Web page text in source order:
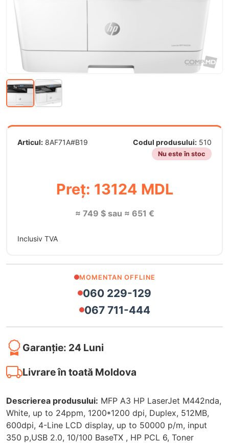
Articul: 8AF71A#B19 Codul produsului: 510
Nu este în stoc
Preț: 13124 MDL
≈ 749 $ sau ≈ 651 €
Inclusiv TVA
MOMENTAN OFFLINE
060 229-129
067 711-444
Garanție: 24 Luni
Livrare în toată Moldova
Descrierea produsului: MFP A3 HP LaserJet M442nda,
White, up to 24ppm, 1200*1200 dpi, Duplex, 512MB,
600dpi, 4-Line LCD display, up to 50000 p/m, input
350 p,USB 2.0, 10/100 BaseTX , HP PCL 6, Toner